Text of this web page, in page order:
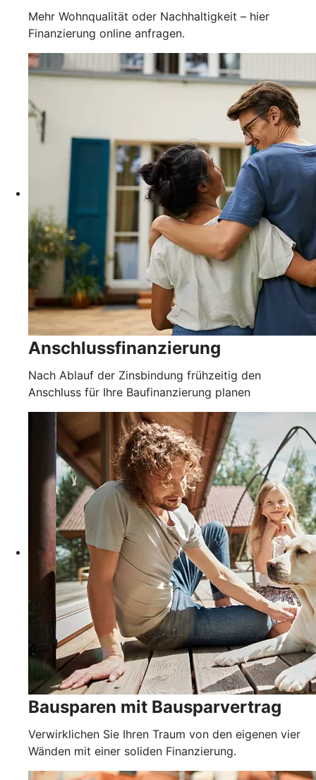
Mehr Wohnqualität oder Nachhaltigkeit – hier
Finanzierung online anfragen.
Anschlussfinanzierung
Nach Ablauf der Zinsbindung frühzeitig den
Anschluss für Ihre Baufinanzierung planen
Bausparen mit Bausparvertrag
Verwirklichen Sie Ihren Traum von den eigenen vier
Wänden mit einer soliden Finanzierung.